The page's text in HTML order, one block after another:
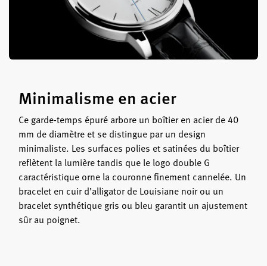
Minimalisme en acier
Ce garde-temps épuré arbore un boîtier en acier de 40
mm de diamètre et se distingue par un design
minimaliste. Les surfaces polies et satinées du boîtier
reflètent la lumière tandis que le logo double G
caractéristique orne la couronne finement cannelée. Un
bracelet en cuir d’alligator de Louisiane noir ou un
bracelet synthétique gris ou bleu garantit un ajustement
sûr au poignet.